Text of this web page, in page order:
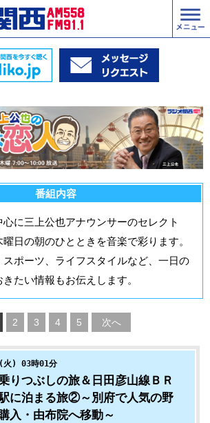
番組内容
に三上公也アナウンサーのセレクト
日の朝のひとときを音楽で彩ります。
スポーツ、ライフスタイルなど、一日の
たい情報もお伝えします。
2 3 4 5 次へ
火) 03時01分
りつぶしの旅＆日田彦山線ＢＲ
に泊まる旅②～別府で人気の野
入・由布院へ移動～